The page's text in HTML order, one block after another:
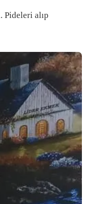
Pideleri alıp